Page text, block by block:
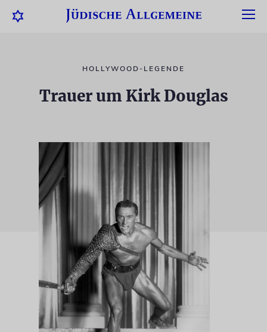
HOLLYWOOD-LEGENDE
Trauer um Kirk Douglas